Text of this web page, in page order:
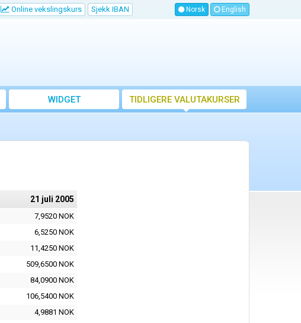
Online vekslingskurs Sjekk IBAN Norsk English
WIDGET TIDLIGERE VALUTAKURSER
21 juli 2005
7,9520 NOK
6,5250 NOK
11,4250 NOK
509,6500 NOK
84,0900 NOK
106,5400 NOK
4,9881 NOK